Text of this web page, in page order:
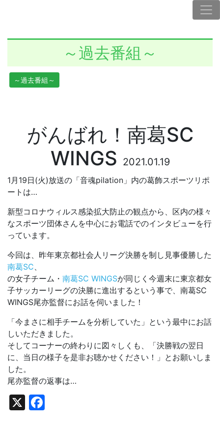
～過去番組～
～過去番組～
がんばれ！南葛SC
WINGS 2021.01.19
1月19日(火)放送の「音魂pilation」内の葛飾スポーツリポ
ートは…
新型コロナウィルス感染拡大防止の観点から、区内の様々
なスポーツ団体さんを中心にお電話でのインタビューを行
っています。
今回は、昨年東京都社会人リーグ決勝を制し見事優勝した
南葛SC、
の女子チーム・ 南葛SC WINGSが同じく今週末に東京都女
子サッカーリーグの決勝に進出するという事で、南葛SC
WINGS尾亦監督にお話を伺いました！
「今まさに相手チームを分析していた」という最中にお話
しいただきました。
そしてコーナーの終わりに図々しくも、「決勝戦の翌日
に、当日の様子を是非お聴かせください！」とお願いしま
した。
尾亦監督の返事は…
X